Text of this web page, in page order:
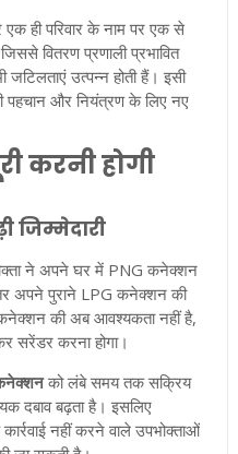
ही परिवार के नाम पर एक से
वितरण प्रणाली प्रभावित
उत्पन्न होती हैं। इसी
पहचान और नियंत्रण के लिए नए
करनी होगी
जिम्मेदारी
ने अपने घर में PNG कनेक्शन
अपने पुराने LPG कनेक्शन की
कनेक्शन की अब आवश्यकता नहीं है,
सरेंडर करना होगा।
को लंबे समय तक सक्रिय
दबाव बढ़ता है। इसलिए
नहीं करने वाले उपभोक्ताओं